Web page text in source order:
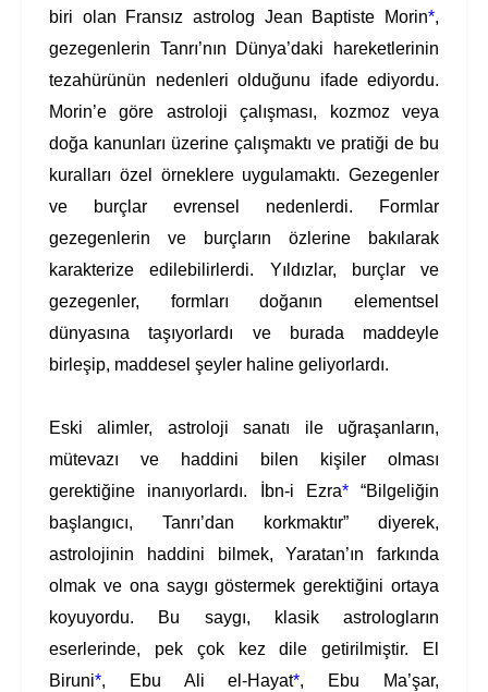
biri olan Fransız astrolog Jean Baptiste Morin*,
gezegenlerin Tanrı’nın Dünya’daki hareketlerinin
tezahürünün nedenleri olduğunu ifade ediyordu.
Morin’e göre astroloji çalışması, kozmoz veya
doğa kanunları üzerine çalışmaktı ve pratiği de bu
kuralları özel örneklere uygulamaktı. Gezegenler
ve burçlar evrensel nedenlerdi. Formlar
gezegenlerin ve burçların özlerine bakılarak
karakterize edilebilirlerdi. Yıldızlar, burçlar ve
gezegenler, formları doğanın elementsel
dünyasına taşıyorlardı ve burada maddeyle
birleşip, maddesel şeyler haline geliyorlardı.
Eski alimler, astroloji sanatı ile uğraşanların,
mütevazı ve haddini bilen kişiler olması
gerektiğine inanıyorlardı. İbn-i Ezra*“Bilgeliğin
başlangıcı, Tanrı’dan korkmaktır” diyerek,
astrolojinin haddini bilmek, Yaratan’ın farkında
olmak ve ona saygı göstermek gerektiğini ortaya
koyuyordu. Bu saygı, klasik astrologların
eserlerinde, pek çok kez dile getirilmiştir. El
Biruni*, Ebu Ali el-Hayat*, Ebu Ma’şar,